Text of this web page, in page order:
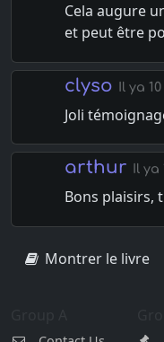
Cela augure
et peut être
clyso Il ya
Joli
arthur Il ya
Bons plaisirs,
Montrer le livre